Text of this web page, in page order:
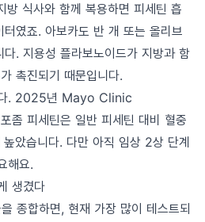
방 식사와 함께 복용하면 피세틴 흡
였죠. 아보카도 반 개 또는 올리브
. 지용성 플라보노이드가 지방과 함
촉진되기 때문입니다.
다. 2025년 Mayo Clinic
피세틴은 일반 피세틴 대비 혈중
았습니다. 다만 아직 임상 2상 단계
해요.
생겼다
종합하면, 현재 가장 많이 테스트되